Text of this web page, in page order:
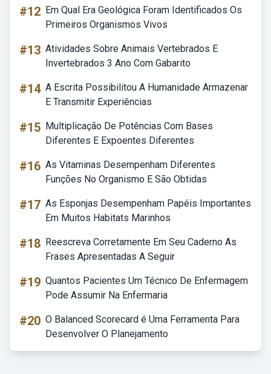
#12 Em Qual Era Geológica Foram Identificados Os
Primeiros Organismos Vivos
#13 Atividades Sobre Animais Vertebrados E
Invertebrados 3 Ano Com Gabarito
#14 A Escrita Possibilitou A Humanidade Armazenar
E Transmitir Experiências
#15 Multiplicação De Potências Com Bases
Diferentes E Expoentes Diferentes
#16 As Vitaminas Desempenham Diferentes
Funções No Organismo E São Obtidas
#17 As Esponjas Desempenham Papéis Importantes
Em Muitos Habitats Marinhos
#18 Reescreva Corretamente Em Seu Caderno As
Frases Apresentadas A Seguir
#19 Quantos Pacientes Um Técnico De Enfermagem
Pode Assumir Na Enfermaria
#20 O Balanced Scorecard é Uma Ferramenta Para
Desenvolver O Planejamento